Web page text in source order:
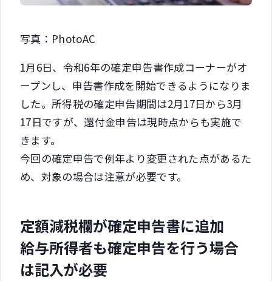
写真：PhotoAC
1月6日、令和6年の確定申告書作成コーナーがオ
ープンし、申告書作成を開始できるようになりま
した。所得税の確定申告期間は2月17日から3月
17日ですが、還付金申告は現時点からも実施で
きます。
今回の確定申告で例年より変更された点があるた
め、対象の場合は注意が必要です。
定額減税欄が確定申告書に追加
給与所得者も確定申告を行う場合
は記入が必要